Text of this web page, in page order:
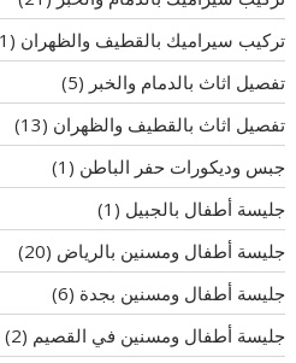
تركيب سيراميك بالقطيف والظهران (1)
تفصيل اثاث بالدمام والخبر (5)
تفصيل اثاث بالقطيف والظهران (13)
جبس وديكورات حفر الباطن (1)
جليسة أطفال بالجبيل (1)
جليسة أطفال ومسنين بالرياض (20)
جليسة أطفال ومسنين بجدة (6)
جليسة أطفال ومسنين في القصيم (2)